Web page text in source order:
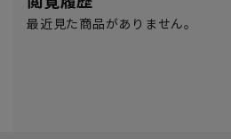
最近見た商品がありません。